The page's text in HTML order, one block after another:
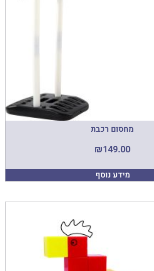
מחסום רכבת
₪149.00
מידע נוסף